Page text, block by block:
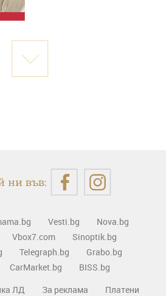
ни във:
Vesti.bg
Nova.bg
Vbox7.com
Sinoptik.bg
Telegraph.bg
Grabo.bg
CarMarket.bg
BISS.bg
ЛД За реклама Платени